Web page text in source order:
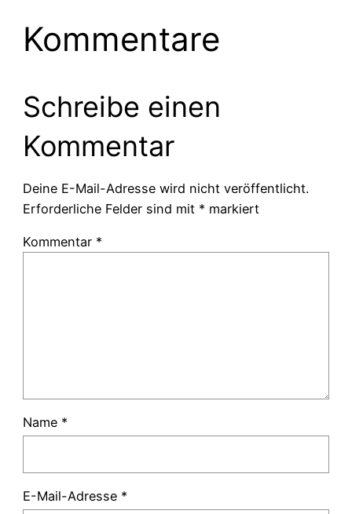
Kommentare
Schreibe einen
Kommentar
Deine E-Mail-Adresse wird nicht veröffentlicht.
Erforderliche Felder sind mit * markiert
Kommentar *
Name *
E-Mail-Adresse *